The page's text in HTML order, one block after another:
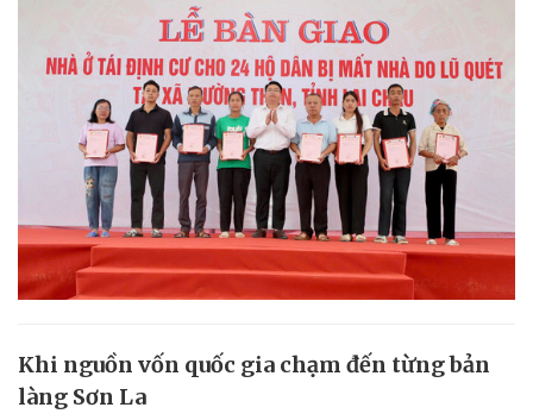
Khi nguồn vốn quốc gia chạm đến từng bản
làng Sơn La